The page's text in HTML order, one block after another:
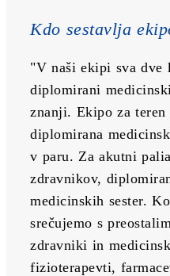
Kdo sestavlja
"V naši ekipi sva dve
diplomirani
znanji. Ekipo za
diplomirana
v paru. Za akutni
zdravnikov,
medicinskih sester.
srečujemo s
zdravniki in
fizioterapevti,